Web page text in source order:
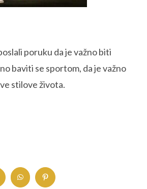
poruku da je važno biti
baviti se sportom, da je važno
stilove života.
whatsapp pinterest